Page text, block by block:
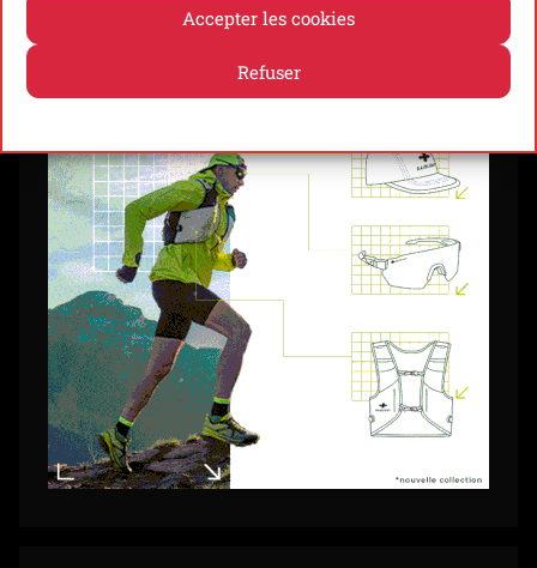
Accepter les cookies
Refuser
⬇️ -10% EN CLIQUANT SUR LA BANNIÈRE! ⬇️